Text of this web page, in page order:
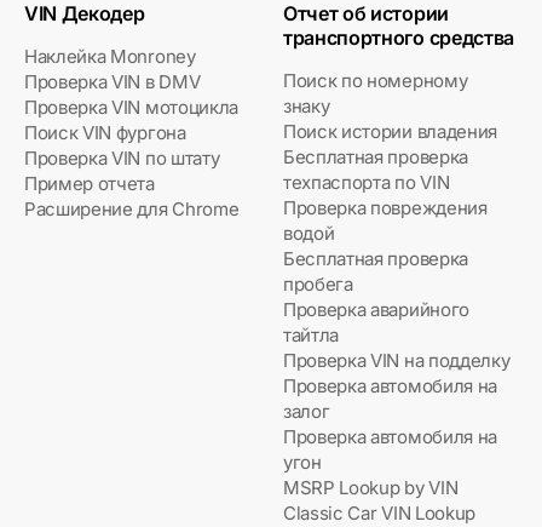
VIN Декодер
Наклейка Monroney
Проверка VIN в DMV
Проверка VIN мотоцикла
Поиск VIN фургона
Проверка VIN по штату
Пример отчета
Расширение для Chrome
Отчет об истории
транспортного средства
Поиск по номерному
знаку
Поиск истории владения
Бесплатная проверка
техпаспорта по VIN
Проверка повреждения
водой
Бесплатная проверка
пробега
Проверка аварийного
тайтла
Проверка VIN на подделку
Проверка автомобиля на
залог
Проверка автомобиля на
угон
MSRP Lookup by VIN
Classic Car VIN Lookup